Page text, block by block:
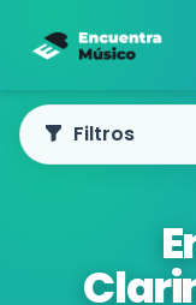
Filtros